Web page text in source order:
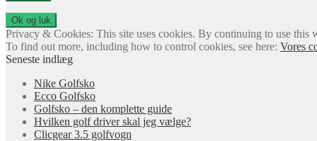
Privacy & Cookies: This site uses cookies. By continuing to use this
To find out more, including how to control cookies, see here: Vores
Seneste indlæg
Nike Golfsko
Ecco Golfsko
Golfsko – den komplette guide
Hvilken golf driver skal jeg vælge?
Clicgear 3.5 golfvogn